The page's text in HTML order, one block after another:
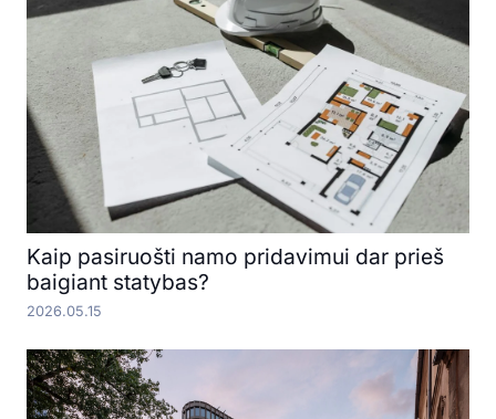
Kaip pasiruošti namo pridavimui dar prieš
baigiant statybas?
2026.05.15